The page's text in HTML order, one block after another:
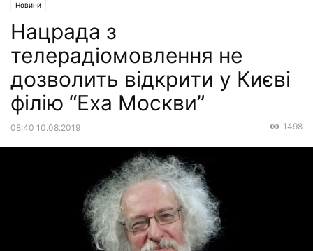
Новини
Нацрада з
телерадіомовлення не
дозволить відкрити у Києві
філію “Еха Москви”
08:40 10.08.2019 1498